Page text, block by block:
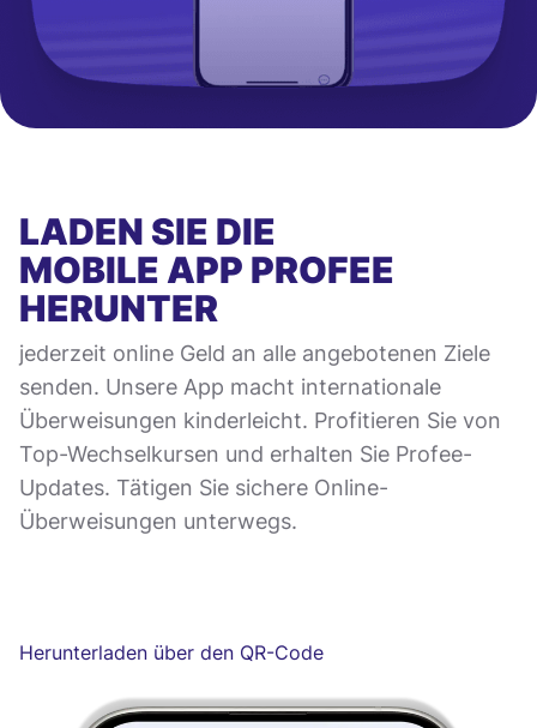
LADEN SIE DIE
MOBILE APP PROFEE
HERUNTER
jederzeit online Geld an alle angebotenen Ziele
senden. Unsere App macht internationale
Überweisungen kinderleicht. Profitieren Sie von
Top-Wechselkursen und erhalten Sie Profee-
Updates. Tätigen Sie sichere Online-
Überweisungen unterwegs.
Herunterladen über den QR-Code